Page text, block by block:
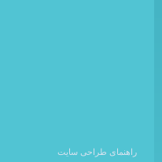
راهنمای طراحی سایت